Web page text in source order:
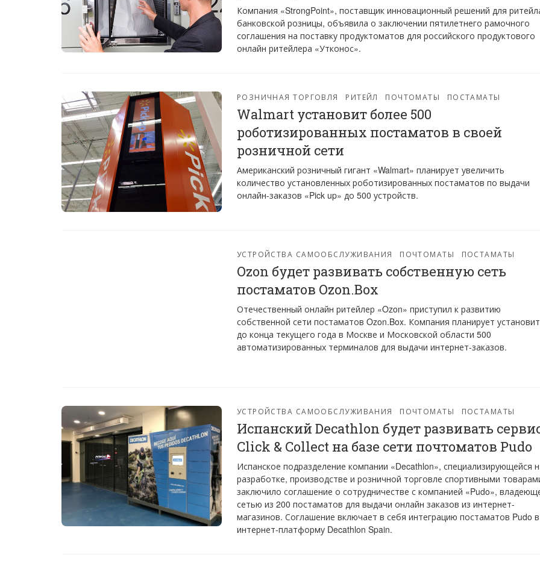
Компания «StrongPoint», поставщик инновационный решений для
банковской розницы, объявила о заключении пятилетнего рамочного
соглашения на поставку продуктоматов для российского продуктового
онлайн ритейлера «Утконос».
РОЗНИЧНАЯ ТОРГОВЛЯ РИТЕЙЛ ПОЧТОМАТЫ ПОСТАМАТЫ
Walmart установит более 500
роботизированных постаматов в своей
розничной сети
Американский розничный гигант «Walmart» планирует увеличить
количество установленных роботизированных постаматов по выдачи
онлайн-заказов «Pick up» до 500 устройств.
УСТРОЙСТВА САМООБСЛУЖИВАНИЯ ПОЧТОМАТЫ ПОСТАМАТЫ
Ozon будет развивать собственную сеть
постаматов Ozon.Box
Отечественный онлайн ритейлер «Ozon» приступил к развитию
собственной сети постаматов Ozon.Box. Компания планирует
до конца текущего года в Москве и Московской области 500
автоматизированных терминалов для выдачи интернет-заказов.
УСТРОЙСТВА САМООБСЛУЖИВАНИЯ ПОЧТОМАТЫ ПОСТАМАТЫ
Испанский Decathlon будет развивать
Click & Collect на базе сети почтоматов Pudo
Испанское подразделение компании «Decathlon», специализирующейся
разработке, производстве и розничной торговле спортивными
заключило соглашение о сотрудничестве с компанией «Pudo»,
сетью из 200 постаматов для выдачи онлайн заказов из интернет-
магазинов. Соглашение включает в себя интеграцию постаматов Pudo в
интернет-платформу Decathlon Spain.